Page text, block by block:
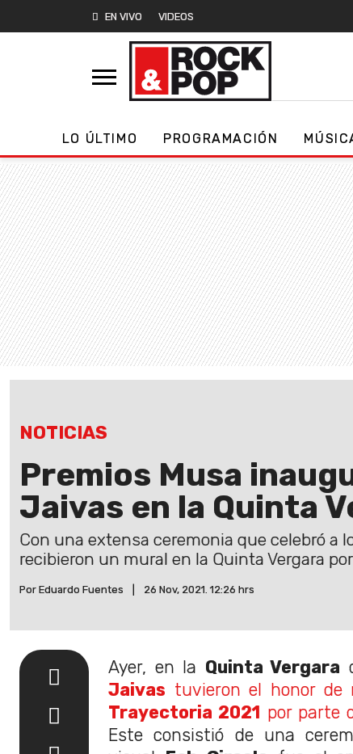
EN VIVO VIDEOS
LO ÚLTIMO PROGRAMACIÓN
NOTICIAS
Premios Musa
Jaivas en la Quinta
Con una extensa ceremonia que celebró a
recibieron un mural en la Quinta Vergara
Por Eduardo Fuentes 26 Nov, 2021. 12:26 hrs
Ayer, en la Quinta Vergara
Jaivas tuvieron el honor de
Trayectoria 2021 por parte
Este consistió de una